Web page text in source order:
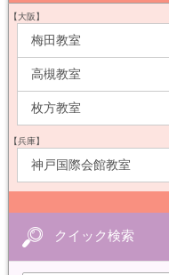
【大阪】
梅田教室
高槻教室
枚方教室
【兵庫】
神戸国際会館教室
クイック検索